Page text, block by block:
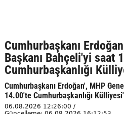
Cumhurbaşkanı
Başkanı Bahçeli'yi saat
Cumhurbaşkanlığı
Cumhurbaşkanı Erdoğan', MHP
14.00'te Cumhurbaşkanlığı
06.08.2026 12:26:00 /